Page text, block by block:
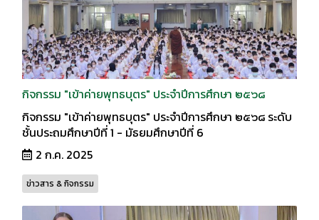
กิจกรรม "เข้าค่ายพุทธบุตร" ประจำปีการศึกษา ๒๕๖๘
กิจกรรม "เข้าค่ายพุทธบุตร" ประจำปีการศึกษา ๒๕๖๘ ระดับ
ชั้นประถมศึกษาปีที่ 1 - มัธยมศึกษาปีที่ 6
2 ก.ค. 2025
ข่าวสาร & กิจกรรม